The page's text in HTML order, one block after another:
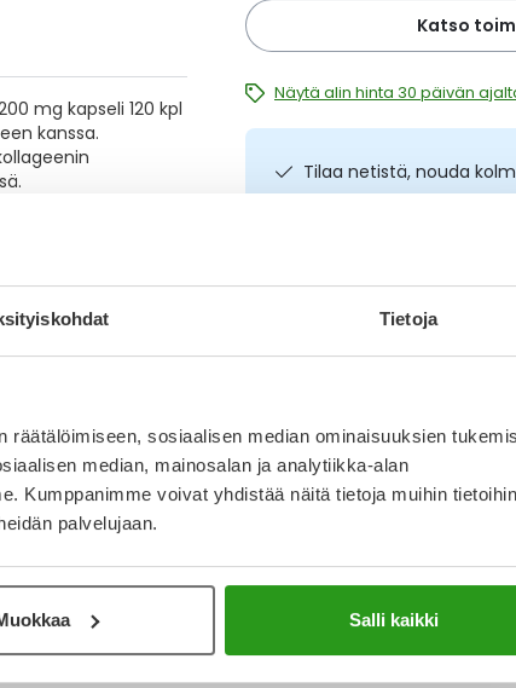
Tietoja
sosiaalisen median ominaisuuksien
median, mainosalan ja analytiikka-alan
Kumppanimme voivat yhdistää näitä tietoja muihin
palvelujaan.
Salli kaikki
mg kapseli 120 kpl
kanssa.
Katso
Näytä alin hinta 30 päivän
Tilaa netistä, nouda
Nopeampi toimitus
Ilmainen toimitus
Lääkkeet eivät kerrytä
Osta nyt, saat 45
Katso kaikki Puhdistamo-tuotteet